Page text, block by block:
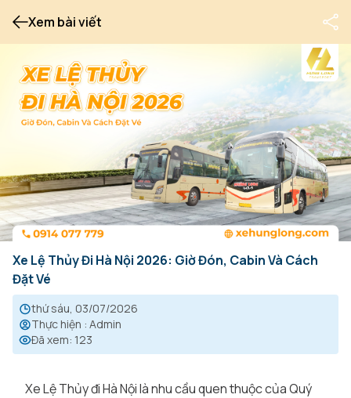
Xem bài viết
Xe Lệ Thủy Đi Hà Nội 2026: Giờ Đón, Cabin Và Cách
Đặt Vé
thứ sáu, 03/07/2026
Thực hiện : Admin
Đã xem: 123
Xe Lệ Thủy đi Hà Nội là nhu cầu quen thuộc của Quý